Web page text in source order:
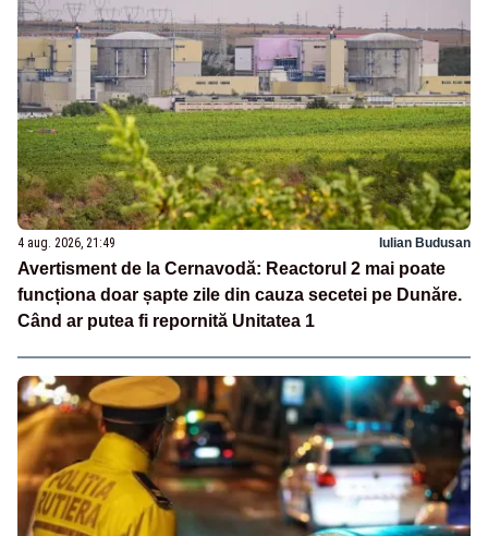
4 aug. 2026, 21:49 Iulian Budusan
Avertisment de la Cernavodă: Reactorul 2 mai poate
funcționa doar șapte zile din cauza secetei pe Dunăre.
Când ar putea fi repornită Unitatea 1